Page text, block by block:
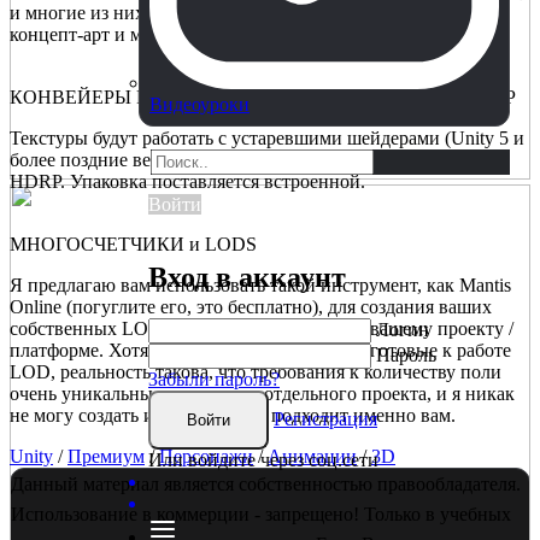
Видеоуроки
Войти
Вход в аккаунт
Логин
Пароль
Забыли пароль?
Войти
Регистрация
Или войдите через соц.сети
и многие из них будут включать музыку, звуковые эффекты,
концепт-арт и многое другое.
КОНВЕЙЕРЫ РЕНДЕРИНГА: ВСТРОЕННЫЙ, URP, HDRP
Текстуры будут работать с устаревшими шейдерами (Unity 5 и
более поздние версии) и могут быть обновлены до URP и
HDRP. Упаковка поставляется встроенной.
МНОГОСЧЕТЧИКИ и LODS
Я предлагаю вам использовать такой инструмент, как Mantis
Online (погуглите его, это бесплатно), для создания ваших
собственных LOD, которые соответствуют вашему проекту /
платформе. Хотя может быть удобно иметь готовые к работе
LOD, реальность такова, что требования к количеству поли
очень уникальны для каждого отдельного проекта, и я никак
не могу создать именно то, что подходит именно вам.
Unity /Премиум/Персонажи/Анимации/3D
Данный материал является собственностью правообладателя.
Использование в коммерции - запрещено! Только в учебных